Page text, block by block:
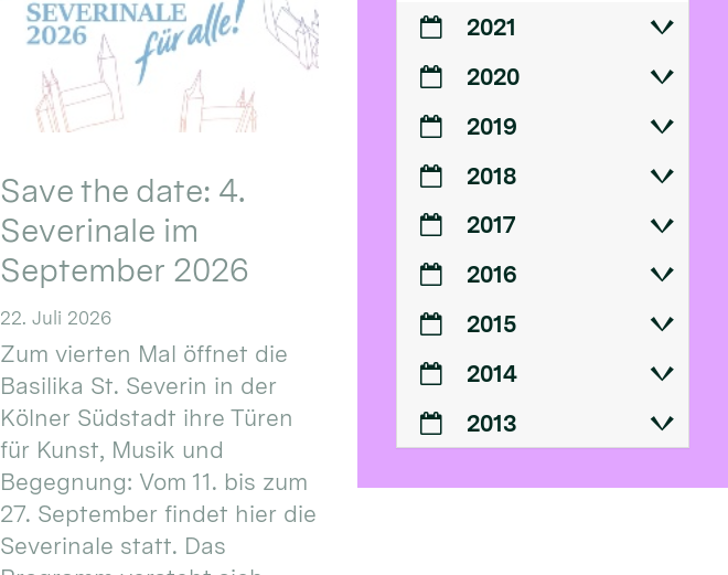
Save the date: 4.
Severinale im
September 2026
22. Juli 2026
Zum vierten Mal öffnet die
Basilika St. Severin in der
Kölner Südstadt ihre Türen
für Kunst, Musik und
Begegnung: Vom 11. bis zum
27. September findet hier die
Severinale statt. Das
2021
2020
2019
2018
2017
2016
2015
2014
2013